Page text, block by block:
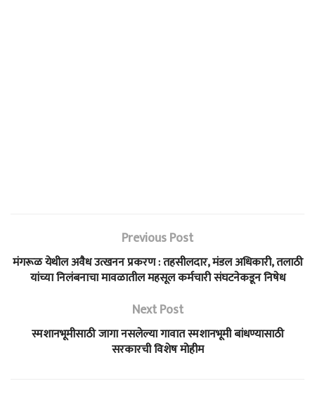
Previous Post
मंगरूळ येथील अवैध उत्खनन प्रकरण : तहसीलदार, मंडल अधिकारी, तलाठी
यांच्या निलंबनाचा मावळातील महसूल कर्मचारी संघटनेकडून निषेध
Next Post
स्मशानभूमीसाठी जागा नसलेल्या गावात स्मशानभूमी बांधण्यासाठी
सरकारची विशेष मोहीम